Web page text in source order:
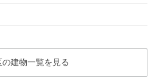
の建物一覧を見る